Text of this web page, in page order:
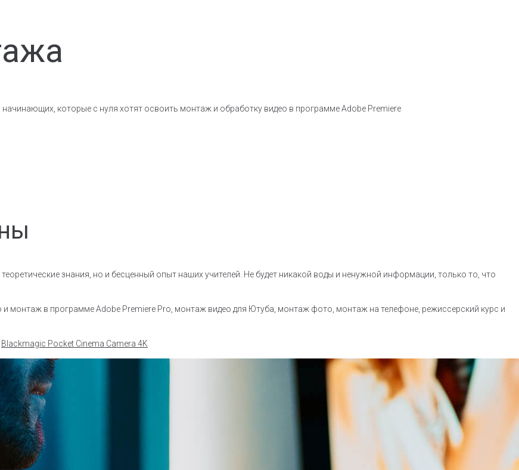
которые с нуля хотят освоить монтаж и обработку видео в программе Adobe Premiere
знания, но и бесценный опыт наших учителей. Не будет никакой воды и ненужной информации, только то, что
монтаж в программе Adobe Premiere Pro, монтаж видео для Ютуба, монтаж фото, монтаж на телефоне, режиссерский курс и
Blackmagic Pocket Cinema Camera 4K